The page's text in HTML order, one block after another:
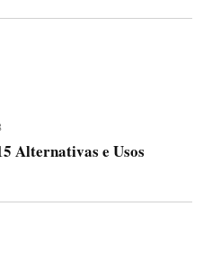
Alternativas e Usos